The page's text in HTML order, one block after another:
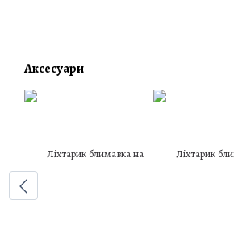
Аксесуари